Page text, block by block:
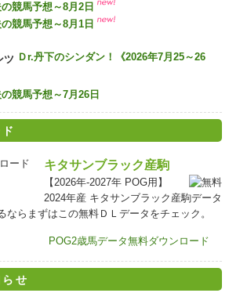
競馬予想～8月2日
競馬予想～8月1日
Ｄr.丹下のシンダン！《2026年7月25～26
競馬予想～7月26日
キタサンブラック産駒
【2026年-2027年 POG用】
2024年産 キタサンブラック産駒データ
ならまずはこの無料ＤＬデータをチェック。
POG2歳馬データ無料ダウンロード
せ